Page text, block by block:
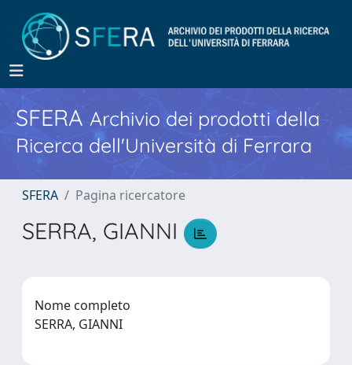
SFERA Archivio dei prodotti della
Ricerca dell'Università di Ferrara
SFERA Pagina ricercatore
SERRA, GIANNI
Nome completo
SERRA, GIANNI